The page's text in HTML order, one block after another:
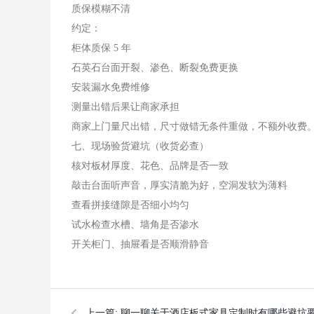
质保模糊不清
约定：
柜体质保 5 年
石英石台面开裂、渗色、断裂免费更换
安装漏水免费维修
测量出错后果让商家承担
商家上门量尺出错，尺寸做错无条件重做，不额外收费。
七、现场验货避坑（收货必查）
核对板材厚度、花色、品牌是否一致
敲击台面听声音，厚实清脆为好，空洞发软为薄料
查看拼接缝隙是否细小均匀
试水检查水槽、墙角是否渗水
开关柜门、抽屉看是否顺滑静音